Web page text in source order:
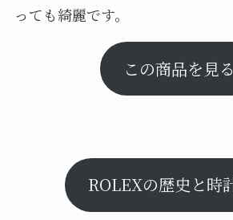
っても綺麗です。
この商品を見る
ROLEXの歴史と時